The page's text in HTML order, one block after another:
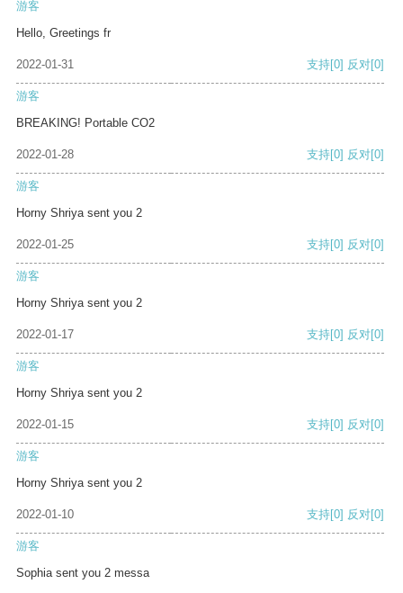
游客
Hello, Greetings fr
2022-01-31 支持[0] 反对[0]
游客
BREAKING! Portable CO2
2022-01-28 支持[0] 反对[0]
游客
Horny Shriya sent you 2
2022-01-25 支持[0] 反对[0]
游客
Horny Shriya sent you 2
2022-01-17 支持[0] 反对[0]
游客
Horny Shriya sent you 2
2022-01-15 支持[0] 反对[0]
游客
Horny Shriya sent you 2
2022-01-10 支持[0] 反对[0]
游客
Sophia sent you 2 messa